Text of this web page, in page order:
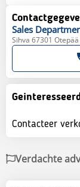
Sales
Sihva 67301
Contacteer
Verdachte